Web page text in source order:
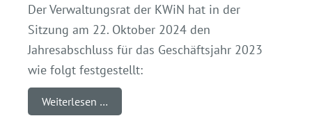
Der Verwaltungsrat der KWiN hat in der
Sitzung am 22. Oktober 2024 den
Jahresabschluss für das Geschäftsjahr 2023
wie folgt festgestellt:
Weiterlesen …